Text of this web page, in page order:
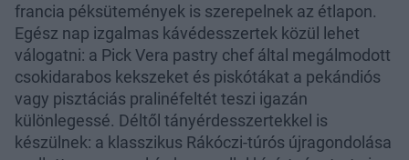
francia péksütemények is szerepelnek az étlapon.
Egész nap izgalmas kávédesszertek közül lehet
válogatni: a Pick Vera pastry chef által megálmodott
csokidarabos kekszeket és piskótákat a pekándiós
vagy pisztáciás pralinéfeltét teszi igazán
különlegessé. Déltől tányérdesszertekkel is
készülnek: a klasszikus Rákóczi-túrós újragondolása